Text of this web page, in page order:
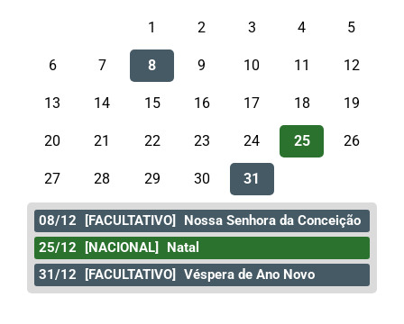
1 2 3 4 5
6 7 8 9 10 11 12
13 14 15 16 17 18 19
20 21 22 23 24 25 26
27 28 29 30 31
08/12 [FACULTATIVO]
Nossa Senhora da Conceição
25/12
[NACIONAL]
Natal
31/12
[FACULTATIVO] Véspera de Ano Novo